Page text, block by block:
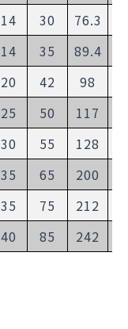
14 30 76.3
14 35 89.4
20 42 98
25 50 117
30 55 128
35 65 200
35 75 212
40 85 242